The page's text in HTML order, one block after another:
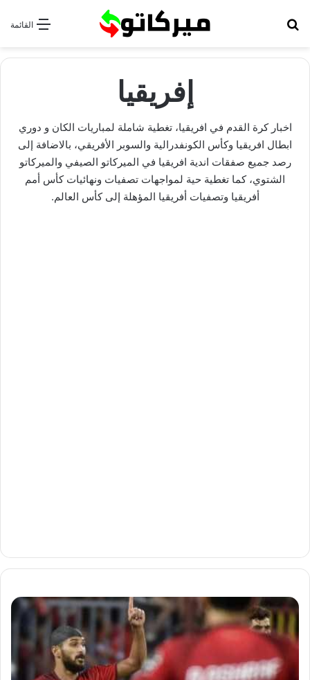
القائمة
إفريقيا
اخبار كرة القدم في افريقيا، تغطية شاملة لمباريات الكان و دوري
ابطال افريقيا وكأس الكونفدرالية والسوبر الأفريقي، بالاضافة إلى
رصد جميع صفقات اندية افريقيا في الميركاتو الصيفي والميركاتو
الشتوي، كما تغطية حية لمواجهات تصفيات ونهائيات كأس أمم
أفريقيا وتصفيات أفريقيا المؤهلة إلى كأس العالم.